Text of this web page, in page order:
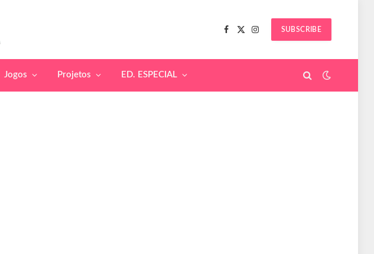
Facebook
X
Instagram
SUBSCRIBE
Jogos Projetos ED. ESPECIAL